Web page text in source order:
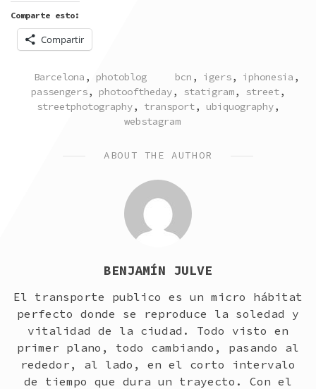
Comparte esto:
Compartir
POSTED
IN
Barcelona , photoblog TAGGED
bcn , igers, iphonesia ,
passengers, photooftheday, statigram, street,
streetphotography, transport, ubiquography,
webstagram
ABOUT THE AUTHOR
BENJAMÍN JULVE
El transporte publico es un micro hábitat
perfecto donde se reproduce la soledad y
vitalidad de la ciudad. Todo visto en
primer plano, todo cambiando, pasando al
rededor, al lado, en el corto intervalo
de tiempo que dura un trayecto. Con el